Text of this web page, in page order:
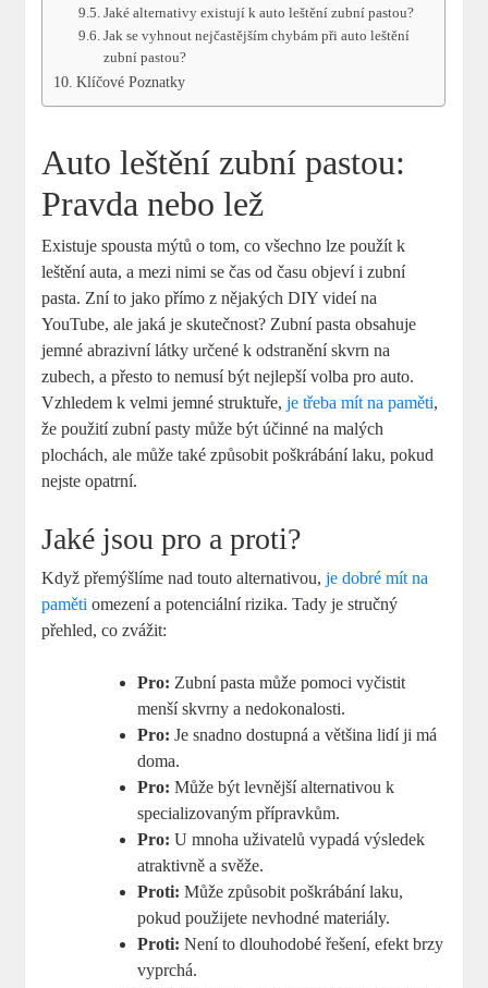
Jaké alternativy existují k auto leštění zubní pastou?
Jak se vyhnout nejčastějším chybám při auto leštění
zubní pastou?
Klíčové Poznatky
Auto leštění zubní pastou:
Pravda nebo lež
Existuje spousta mýtů o tom, co všechno lze použít k
leštění auta, a mezi nimi se čas od času objeví i zubní
pasta. Zní to jako přímo z nějakých DIY videí na
YouTube, ale jaká je skutečnost? Zubní pasta obsahuje
jemné abrazivní látky určené k odstranění skvrn na
zubech, a přesto to nemusí být nejlepší volba pro auto.
Vzhledem k velmi jemné struktuře,je třeba mít na paměti,
že použití zubní pasty může být účinné na malých
plochách, ale může také způsobit poškrábání laku, pokud
nejste opatrní.
Jaké jsou pro a proti?
Když přemýšlíme nad touto alternativou,je dobré mít na
paměti omezení a potenciální rizika. Tady je stručný
přehled, co zvážit:
Pro: Zubní pasta může pomoci vyčistit
menší skvrny a nedokonalosti.
Pro: Je snadno dostupná a většina lidí ji má
doma.
Pro: Může být levnější alternativou k
specializovaným přípravkům.
Pro: U mnoha uživatelů vypadá výsledek
atraktivně a svěže.
Proti: Může způsobit poškrábání laku,
pokud použijete nevhodné materiály.
Proti: Není to dlouhodobé řešení, efekt brzy
vyprchá.